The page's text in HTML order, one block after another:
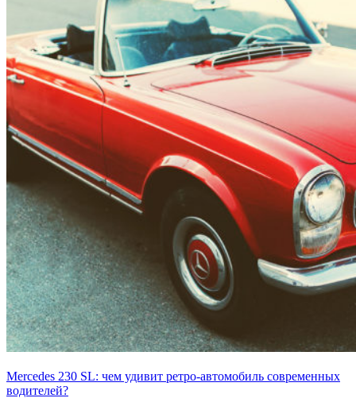
Mercedes 230 SL: чем удивит ретро-автомобиль современных
водителей?